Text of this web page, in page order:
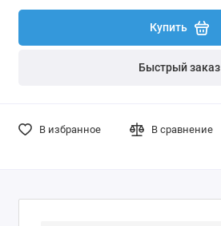
Купить
Быстрый заказ
В избранное В сравнение